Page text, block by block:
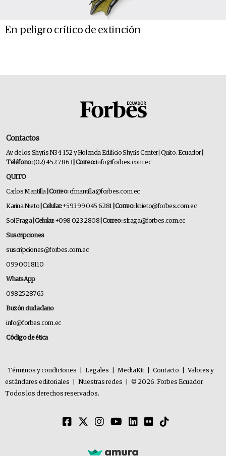
En peligro crítico de extinción
Contactos
Av. de los Shyris N34-152 y Holanda Edificio Shyris Center | Quito, Ecuador
Teléfono:(02) 452 7863 | Correo:info@forbes.com.ec
QUITO
Carlos Mantilla | Correo:cfmantilla@forbes.com.ec
Karina Nieto | Celular:+593 99 045 6281 | Correo:knieto@forbes.com.ec
Sol Fraga| Celular:+098 023 2808 | Correo:sfraga@forbes.com.ec
Suscripciones
suscripciones@forbes.com.ec
099 001 8110
WhatsApp
0982528765
Buzón ciudadano
info@forbes.com.ec
Código de ética
Términos y condiciones Legales MediaKit Contacto
Valores y
estándares editoriales
Nuestras redes
© 2026. Forbes Ecuador.
Todos los derechos reservados.